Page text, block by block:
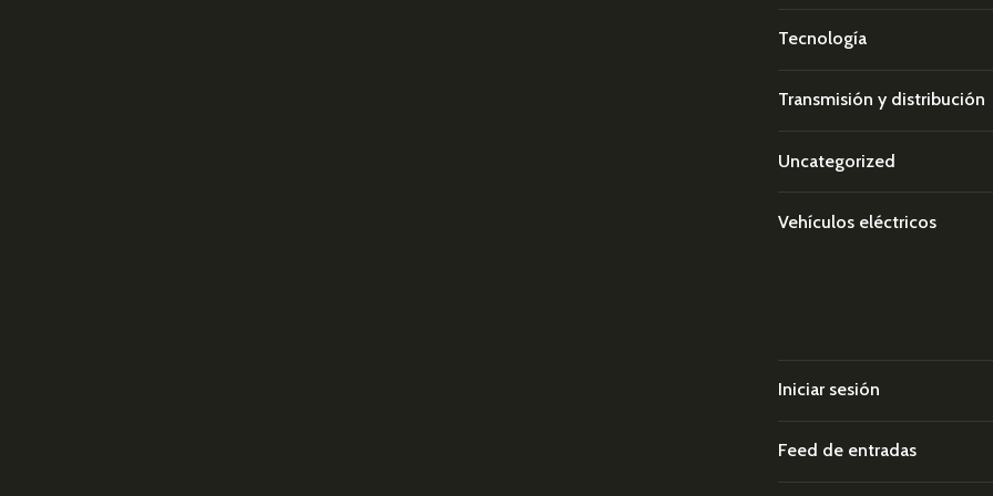
Tecnología
Transmisión y distribución
Uncategorized
Vehículos eléctricos
Iniciar sesión
Feed de entradas